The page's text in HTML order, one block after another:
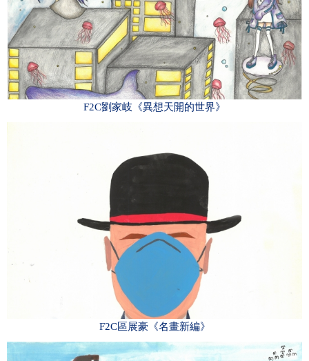
F2C劉家岐《異想天開的世界》
F2C區展豪《名畫新編》